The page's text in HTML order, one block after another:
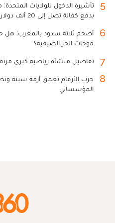
5
بدفع كفالة تصل إلى 20 ألف دولار
6
أضخم ثلاثة سدود بالمغرب:
موجات الحر الصيفية؟
7 تفاصيل منشأة رياضية كبرى
8
حرب الأرقام تعمق أزمة سبتة
المؤسساتي